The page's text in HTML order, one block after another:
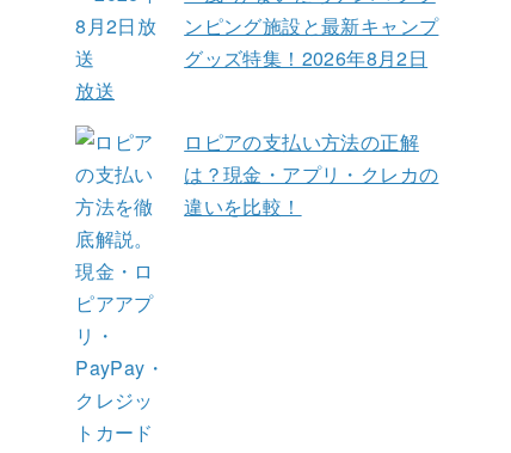
ンピング施設と最新キャンプ
グッズ特集！2026年8月2日
放送
ロピアの支払い方法の正解
は？現金・アプリ・クレカの
違いを比較！